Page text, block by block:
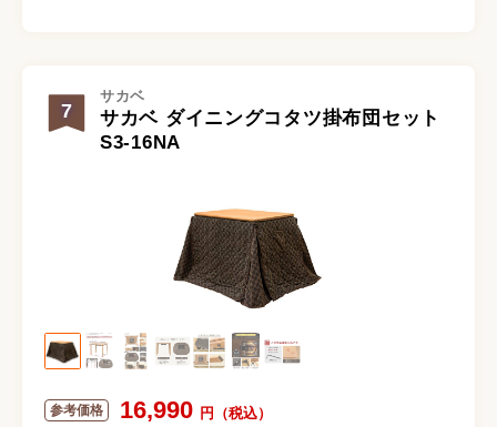
7
サカベ
サカベ ダイニングコタツ掛布団セット
S3-16NA
16,990